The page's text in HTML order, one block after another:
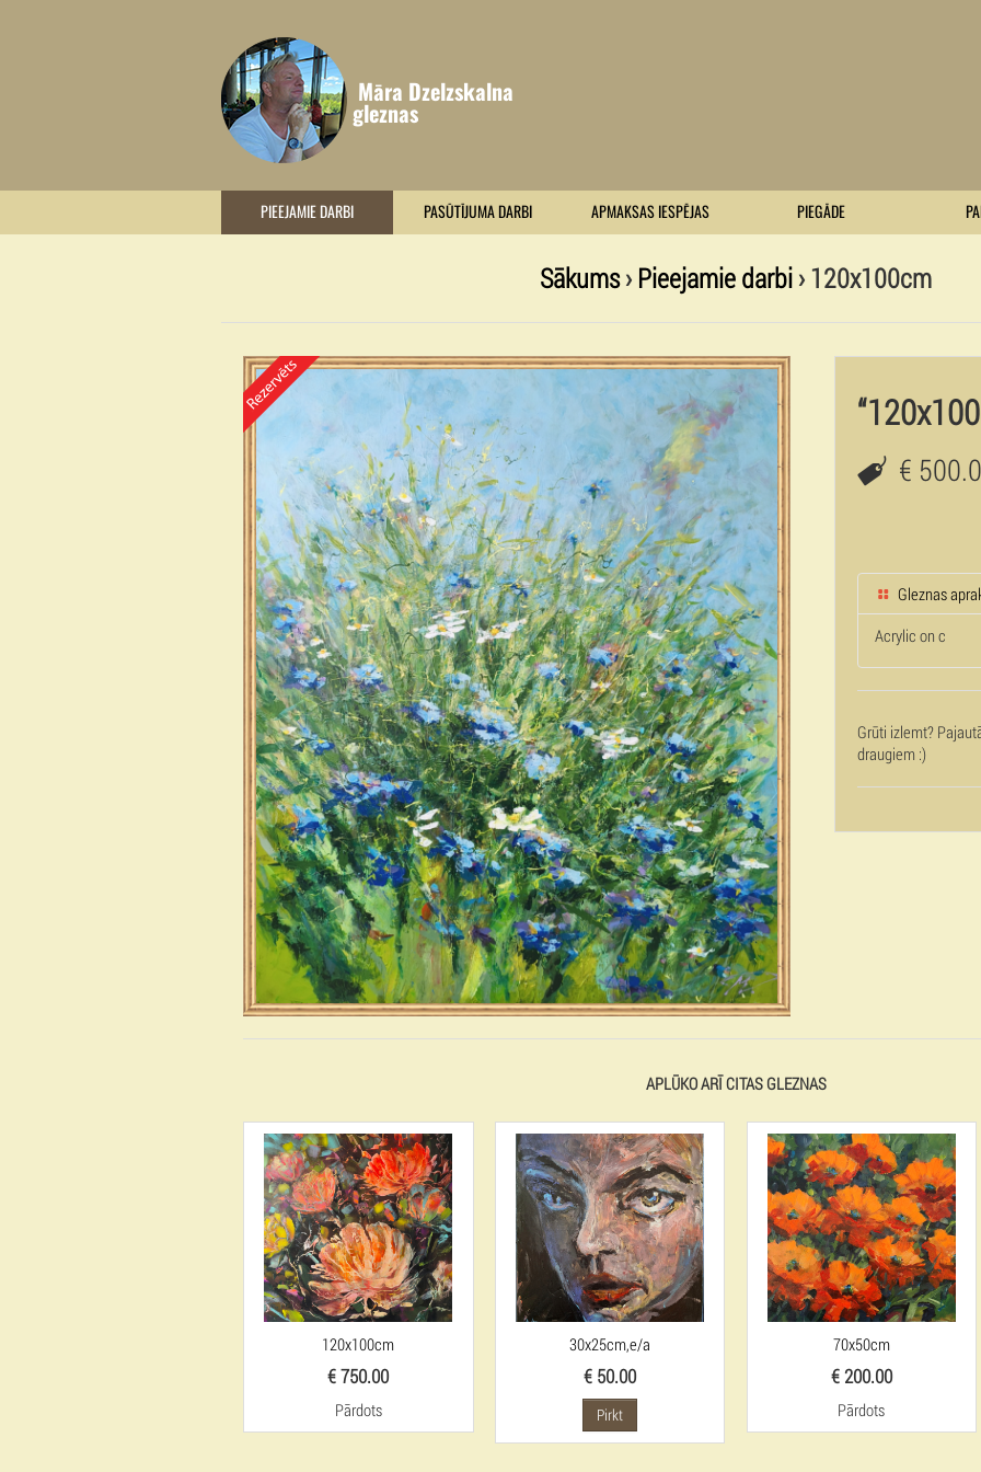
Māra Dzelzskalna
gleznas
PIEEJAMIE DARBI PASŪTĪJUMA DARBI APMAKSAS IESPĒJAS PIEGĀDE
Sākums› Pieejamie darbi› 120x100cm
€
Gleznas
Acrylic on c
Grūti izlemt?
draugiem :)
APLŪKO ARĪ CITAS GLEZNAS
120x100cm
€ 750.00
Pārdots
30x25cm,e/a
€ 50.00
Pirkt
70x50cm
€ 200.00
Pārdots